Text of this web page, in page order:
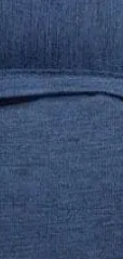
View